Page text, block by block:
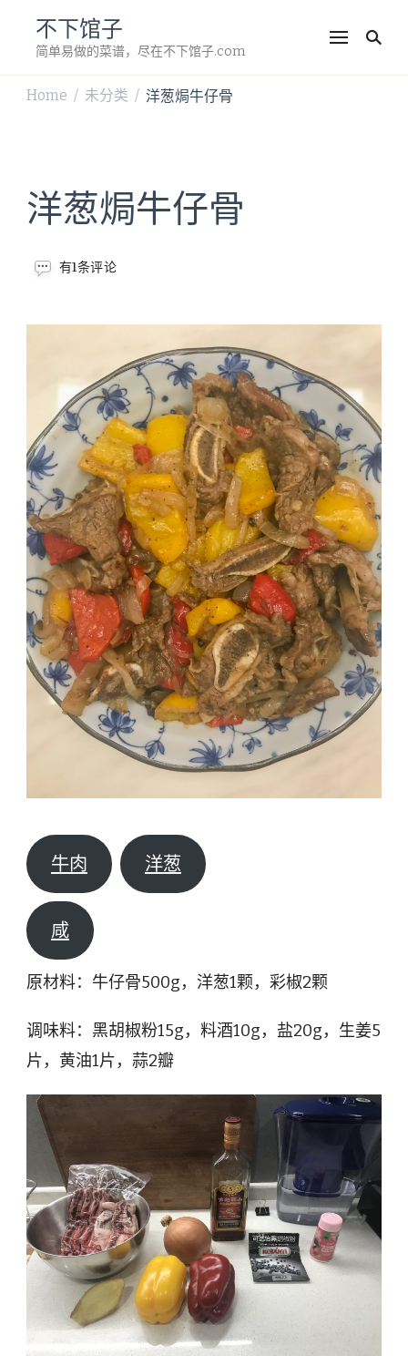
不下馆子
简单易做的菜谱，尽在不下馆子.com
Home / 未分类 / 洋葱焗牛仔骨
洋葱焗牛仔骨
洋
牛
有1条评论
牛肉 洋葱
咸
原材料：牛仔骨500g，洋葱1颗，彩椒2颗
调味料：黑胡椒粉15g，料酒10g，盐20g，生姜5
片，黄油1片，蒜2瓣